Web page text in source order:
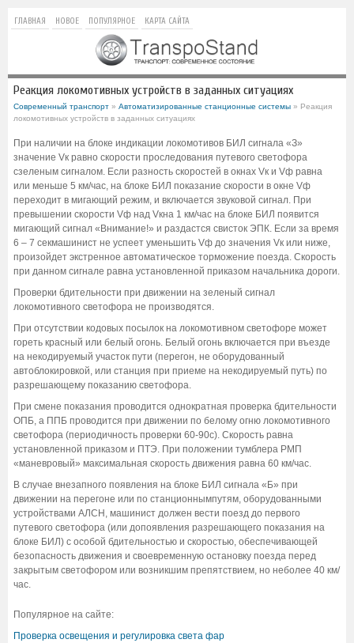
ГЛАВНАЯ НОВОЕ ПОПУЛЯРНОЕ КАРТА САЙТА
Реакция локомотивных устройств в заданных ситуациях
Современный транспорт » Автоматизированные станционные системы » Реакция
локомотивных устройств в заданных ситуациях
При наличии на блоке индикации локомотивов БИЛ сигнала «З»
значение Vк равно скорости проследования путевого светофора
сзеленым сигналом. Если разность скоростей в окнах Vк и Vф равна
или меньше 5 км/час, на блоке БИЛ показание скорости в окне Vф
переходит в мигающий режим, и включается звуковой сигнал. При
превышении скорости Vф над Vкна 1 км/час на блоке БИЛ появится
мигающий сигнал «Внимание!» и раздастся свисток ЭПК. Если за время
6 – 7 секмашинист не успеет уменьшить Vф до значения Vк или ниже,
произойдет экстренное автоматическое торможение поезда. Скорость
при данном сигнале равна установленной приказом начальника дороги.
Проверки бдительности при движении на зеленый сигнал
локомотивного светофора не производятся.
При отсутствии кодовых посылок на локомотивном светофоре может
гореть красный или белый огонь. Белый огонь включается при въезде
на некодируемый участок пути (перегон, не оборудованный
автоблокировкой, или станция при приеме на некодируемый путь) по
разрешающему показанию светофора.
При смене показания проводится однократная проверка бдительности
ОПБ, а ППБ проводится при движении по белому огню локомотивного
светофора (периодичность проверки 60-90с). Скорость равна
установленной приказом и ПТЭ. При положении тумблера РМП
«маневровый» максимальная скорость движения равна 60 км/час.
В случае внезапного появления на блоке БИЛ сигнала «Б» при
движении на перегоне или по станционнымпутям, оборудованными
устройствами АЛСН, машинист должен вести поезд до первого
путевого светофора (или допоявления разрешающего показания на
блоке БИЛ) с особой бдительностью и скоростью, обеспечивающей
безопасность движения и своевременную остановку поезда перед
закрытым светофором или возникшим препятствием, но неболее 40 км/
час.
Популярное на сайте:
Проверка освещения и регулировка света фар